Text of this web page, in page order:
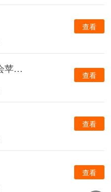
查看
唔哩星球假面舞会苹果版
查看
查看
查看